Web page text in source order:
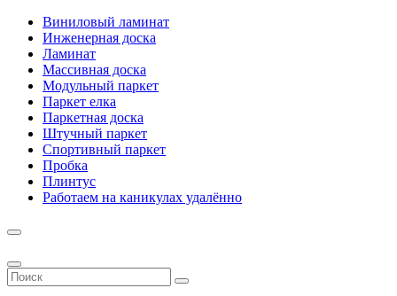
Виниловый ламинат
Инженерная доска
Ламинат
Массивная доска
Модульный паркет
Паркет елка
Паркетная доска
Штучный паркет
Спортивный паркет
Пробка
Плинтус
Работаем на каникулах удалённо